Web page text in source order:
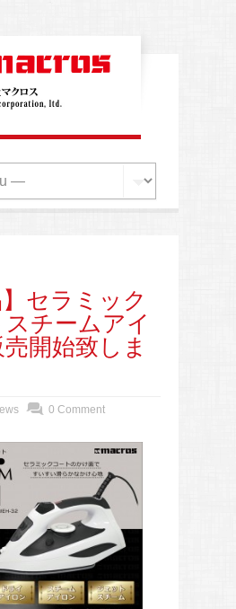
】セラミック
チームアイ
開始致しま
0 Comment